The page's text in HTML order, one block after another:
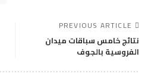
PREVIOUS ARTICLE
نتائج خامس سباقات ميدان
الفروسية بالجوف